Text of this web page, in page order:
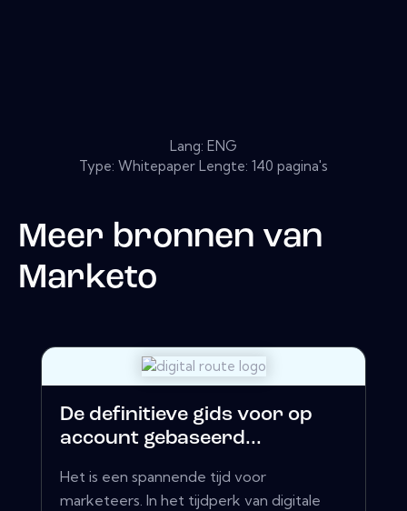
Lang: ENG
Type: Whitepaper Lengte: 140 pagina's
Meer bronnen van
Marketo
De definitieve gids voor op
account gebaseerd...
Het is een spannende tijd voor
marketeers. In het tijdperk van digitale